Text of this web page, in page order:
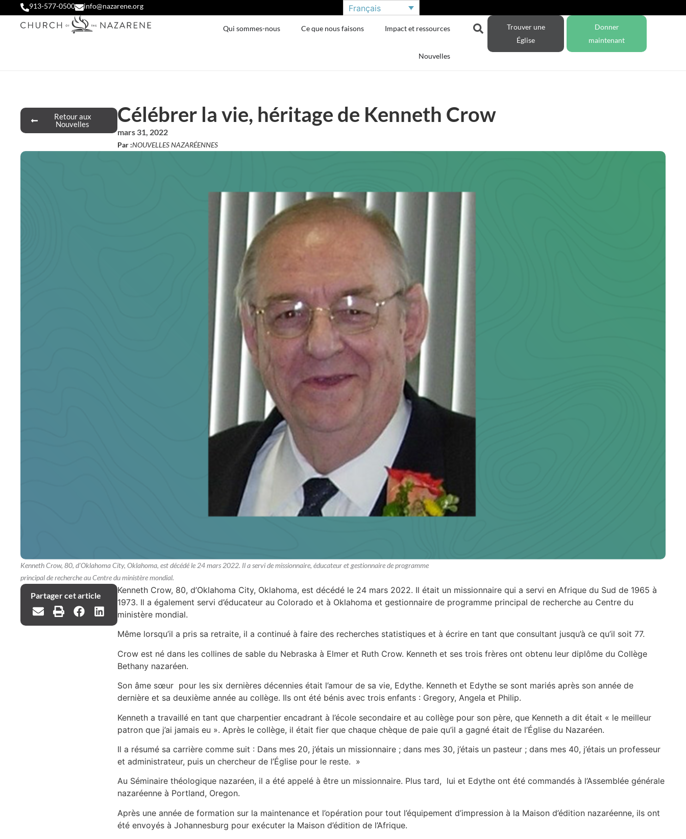
913-577-0500 info@nazarene.org Français
Qui sommes-nous Ce que nous faisons Impact et ressources
Nouvelles
Trouver une
Église
Donner
maintenant
Retour aux
Nouvelles
Célébrer la vie, héritage de Kenneth Crow
mars 31, 2022
Par :NOUVELLES NAZARÉENNES
Kenneth Crow, 80, d'Oklahoma City, Oklahoma, est décédé le 24 mars 2022. Il a servi de missionnaire, éducateur et gestionnaire de programme
principal de recherche au Centre du ministère mondial.
Partager cet article
Kenneth Crow, 80, d’Oklahoma City, Oklahoma, est décédé le 24 mars 2022. Il était un missionnaire qui a servi en Afrique du Sud de 1965 à
1973. Il a également servi d’éducateur au Colorado et à Oklahoma et gestionnaire de programme principal de recherche au Centre du
ministère mondial.
Même lorsqu’il a pris sa retraite, il a continué à faire des recherches statistiques et à écrire en tant que consultant jusqu’à ce qu’il soit 77.
Crow est né dans les collines de sable du Nebraska à Elmer et Ruth Crow. Kenneth et ses trois frères ont obtenu leur diplôme du Collège
Bethany nazaréen.
Son âme sœur pour les six dernières décennies était l’amour de sa vie, Edythe. Kenneth et Edythe se sont mariés après son année de
dernière et sa deuxième année au collège. Ils ont été bénis avec trois enfants : Gregory, Angela et Philip.
Kenneth a travaillé en tant que charpentier encadrant à l’école secondaire et au collège pour son père, que Kenneth a dit était « le meilleur
patron que j’ai jamais eu ». Après le collège, il était fier que chaque chèque de paie qu’il a gagné était de l’Église du Nazaréen.
Il a résumé sa carrière comme suit : Dans mes 20, j’étais un missionnaire ; dans mes 30, j’étais un pasteur ; dans mes 40, j’étais un professeur
et administrateur, puis un chercheur de l’Église pour le reste. »
Au Séminaire théologique nazaréen, il a été appelé à être un missionnaire. Plus tard, lui et Edythe ont été commandés à l’Assemblée générale
nazaréenne à Portland, Oregon.
Après une année de formation sur la maintenance et l’opération pour tout l’équipement d’impression à la Maison d’édition nazaréenne, ils ont
été envoyés à Johannesburg pour exécuter la Maison d’édition de l’Afrique.